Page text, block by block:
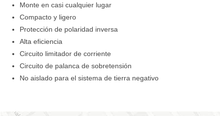
Monte en casi cualquier lugar
Compacto y ligero
Protección de polaridad inversa
Alta eficiencia
Circuito limitador de corriente
Circuito de palanca de sobretensión
No aislado para el sistema de tierra negativo